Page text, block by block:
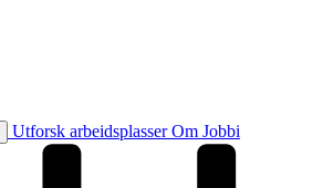
Utforsk arbeidsplasserOm Jobbi